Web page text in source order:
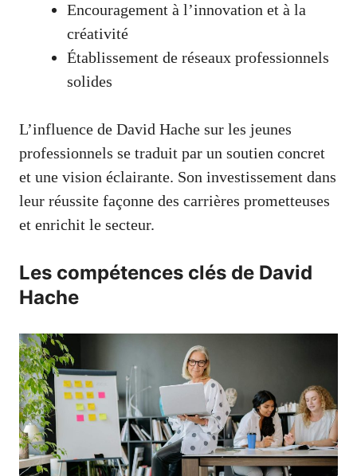
Encouragement à l’innovation et à la
créativité
Établissement de réseaux professionnels
solides
L’influence de David Hache sur les jeunes
professionnels se traduit par un soutien concret
et une vision éclairante. Son investissement dans
leur réussite façonne des carrières prometteuses
et enrichit le secteur.
Les compétences clés de David
Hache